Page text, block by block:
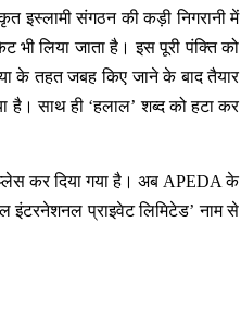
इस्लामी संगठन की कड़ी निगरानी में
भी लिया जाता है। इस पूरी पंक्ति को
के तहत जबह किए जाने के बाद तैयार
साथ ही ‘हलाल’ शब्द को हटा कर
कर दिया गया है। अब APEDA के
इंटरनेशनल प्राइवेट लिमिटेड’ नाम से